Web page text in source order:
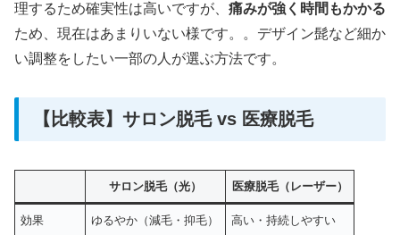
理するため確実性は高いですが、 痛みが強く時間もかかる
ため、現在はあまりいない様です。。デザイン髭など細か
い調整をしたい一部の人が選ぶ方法です。
【比較表】サロン脱毛 vs 医療脱毛
サロン脱毛（光） 医療脱毛（レーザー）
効果 ゆるやか（減毛・抑毛） 高い・持続しやすい